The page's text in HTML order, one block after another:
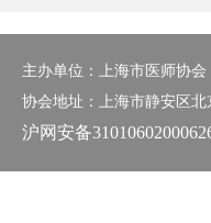
主办单位：上海市医师协会
协会地址：上海市静安区北
沪网安备